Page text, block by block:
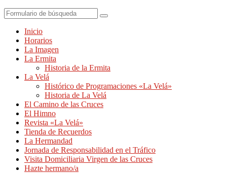
Buscar
Inicio
Horarios
La Imagen
La Ermita
Historia de la Ermita
La Velá
Histórico de Programaciones «La Velá»
Historia de La Velá
El Camino de las Cruces
El Himno
Revista «La Velá»
Tienda de Recuerdos
La Hermandad
Jornada de Responsabilidad en el Tráfico
Visita Domiciliaria Virgen de las Cruces
Hazte hermano/a